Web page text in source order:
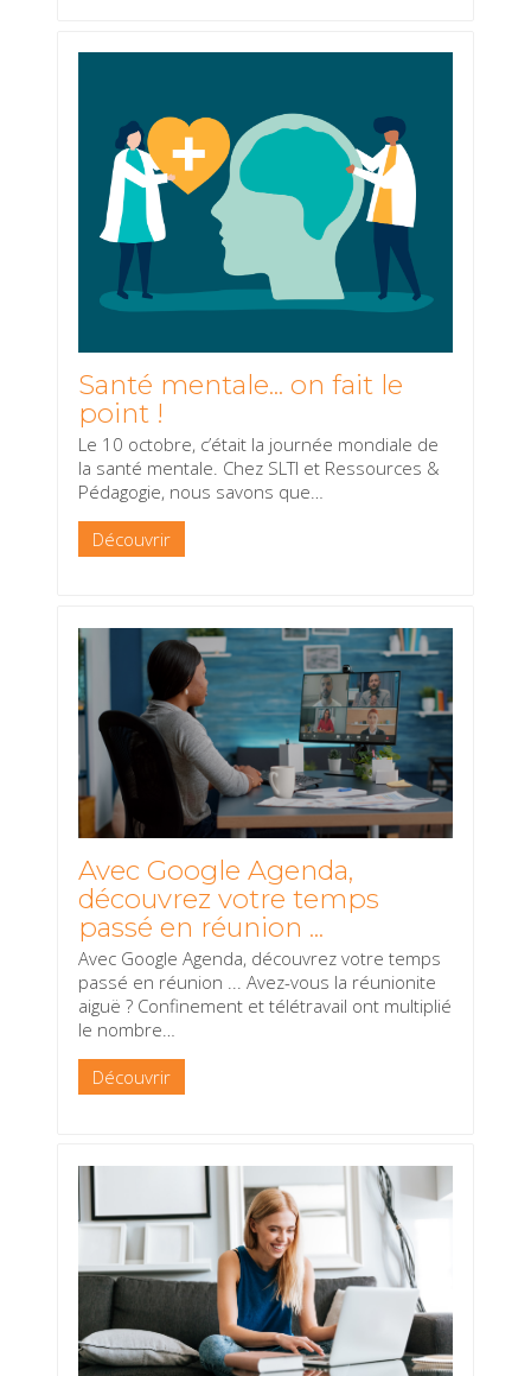
Santé mentale... on fait le
point !
Le 10 octobre, c’était la journée mondiale de
la santé mentale. Chez SLTI et Ressources &
Pédagogie, nous savons que
Découvrir
Avec Google Agenda,
découvrez votre temps
passé en réunion ...
Avec Google Agenda, découvrez votre temps
passé en réunion ... Avez-vous la réunionite
aiguë ? Confinement et télétravail ont multiplié
le nombre…
Découvrir